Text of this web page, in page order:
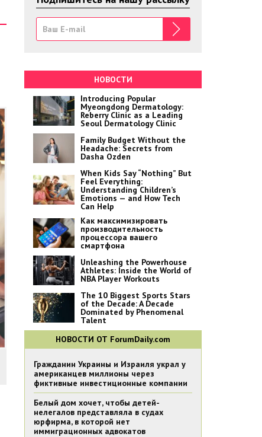
НОВОСТИ
Introducing Popular
Myeongdong Dermatology:
Reberry Clinic as a Leading
Seoul Dermatology Clinic
Family Budget Without the
Headache: Secrets from
Dasha Ozden
When Kids Say “Nothing” But
Feel Everything:
Understanding Children’s
Emotions — and How Tech
Can Help
Как максимизировать
производительность
процессора вашего
смартфона
Unleashing the Powerhouse
Athletes: Inside the World of
NBA Player Workouts
The 10 Biggest Sports Stars
of the Decade: A Decade
Dominated by Phenomenal
Talent
НОВОСТИ ОТ ForumDaily.com
Гражданин Украины и Израиля украл у
американцев миллионы через
фиктивные инвестиционные компании
Белый дом хочет, чтобы детей-
нелегалов представляла в судах
юрфирма, в которой нет
иммиграционных адвокатов